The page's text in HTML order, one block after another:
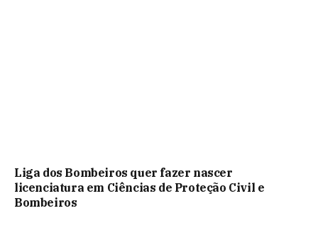
Liga dos Bombeiros quer fazer nascer
licenciatura em Ciências de Proteção Civil e
Bombeiros